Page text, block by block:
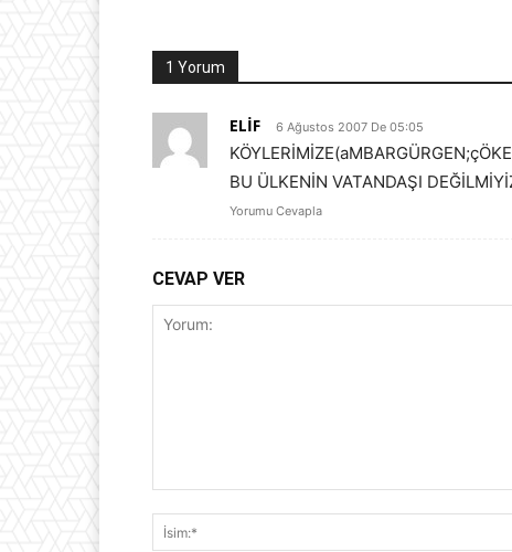
1 Yorum
ELİF 6 Ağustos 2007 De 05:05
BU ÜLKENİN VATANDAŞI
Yorumu Cevapla
CEVAP VER